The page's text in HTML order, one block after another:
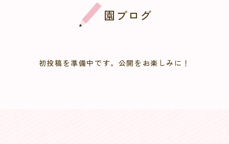
園ブログ
初投稿を準備中です。公開をお楽しみに！